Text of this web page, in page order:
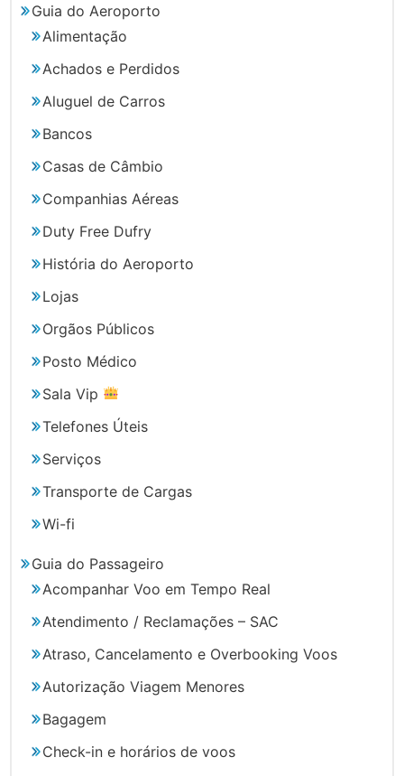
Guia do Aeroporto
Alimentação
Achados e Perdidos
Aluguel de Carros
Bancos
Casas de Câmbio
Companhias Aéreas
Duty Free Dufry
História do Aeroporto
Lojas
Orgãos Públicos
Posto Médico
Sala Vip
Telefones Úteis
Serviços
Transporte de Cargas
Wi-fi
Guia do Passageiro
Acompanhar Voo em Tempo Real
Atendimento / Reclamações – SAC
Atraso, Cancelamento e Overbooking Voos
Autorização Viagem Menores
Bagagem
Check-in e horários de voos